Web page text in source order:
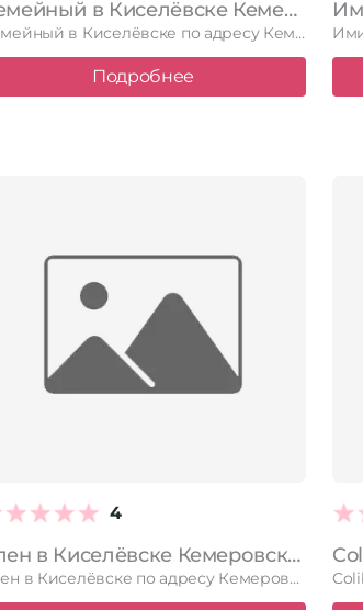
Семейный в Киселёвске Кемеровская область — Кузбасс, Киселевск, 50 лет города, 17, 1 этаж
Семейный в Киселёвске по адресу Кемеровская область — Кузбасс, Киселевск, …
Подробнее
4
Элен в Киселёвске Кемеровская область — Кузбасс, Киселевск, Весенняя, 13
Элен в Киселёвске по адресу Кемеровская область — Кузбасс, Киселевск, …